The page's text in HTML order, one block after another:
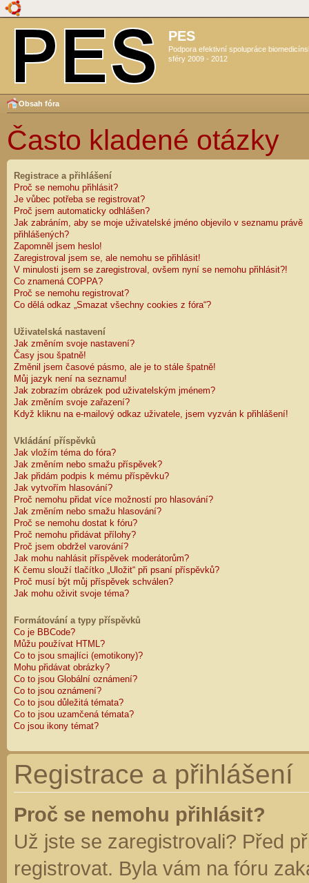
PES
Podpora efektivní spolupráce
sféry 2009 - 2012
Obsah fóra
Často kladené otázky
Registrace a přihlášení
Proč se nemohu přihlásit?
Je vůbec potřeba se registrovat?
Proč jsem automaticky odhlášen?
Jak zabráním, aby se moje uživatelské jméno objevilo v seznamu právě
přihlášených?
Zapomněl jsem heslo!
Zaregistroval jsem se, ale nemohu se přihlásit!
V minulosti jsem se zaregistroval, ovšem nyní se nemohu přihlásit?!
Co znamená COPPA?
Proč se nemohu registrovat?
Co dělá odkaz „Smazat všechny cookies z fóra“?
Uživatelská nastavení
Jak změním svoje nastavení?
Časy jsou špatně!
Změnil jsem časové pásmo, ale je to stále špatně!
Můj jazyk není na seznamu!
Jak zobrazím obrázek pod uživatelským jménem?
Jak změním svoje zařazení?
Když kliknu na e-mailový odkaz uživatele, jsem vyzván k přihlášení!
Vkládání příspěvků
Jak vložím téma do fóra?
Jak změním nebo smažu příspěvek?
Jak přidám podpis k mému příspěvku?
Jak vytvořím hlasování?
Proč nemohu přidat více možností pro hlasování?
Jak změním nebo smažu hlasování?
Proč se nemohu dostat k fóru?
Proč nemohu přidávat přílohy?
Proč jsem obdržel varování?
Jak mohu nahlásit příspěvek moderátorům?
K čemu slouží tlačítko „Uložit“ při psaní příspěvků?
Proč musí být můj příspěvek schválen?
Jak mohu oživit svoje téma?
Formátování a typy příspěvků
Co je BBCode?
Můžu používat HTML?
Co to jsou smajlíci (emotikony)?
Mohu přidávat obrázky?
Co to jsou Globální oznámení?
Co to jsou oznámení?
Co to jsou důležitá témata?
Co to jsou uzamčená témata?
Co jsou ikony témat?
Registrace a přihlášení
Proč se nemohu přihlásit?
Už jste se zaregistrovali? Před
registrovat. Byla vám na fóru